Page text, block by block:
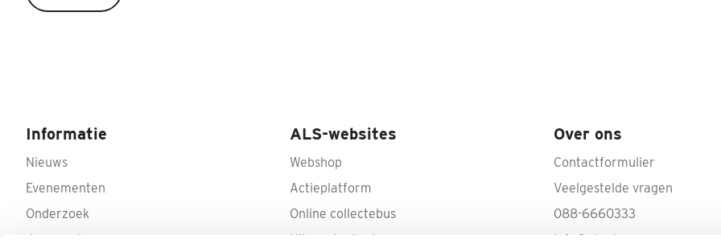
Informatie
Nieuws
Evenementen
Onderzoek
Jaarverslagen
ALS-websites
Webshop
Actieplatform
Online collectebus
Uitvaartcollecte
Over ons
Contactformulier
Veelgestelde vragen
088-6660333
info@als.nl